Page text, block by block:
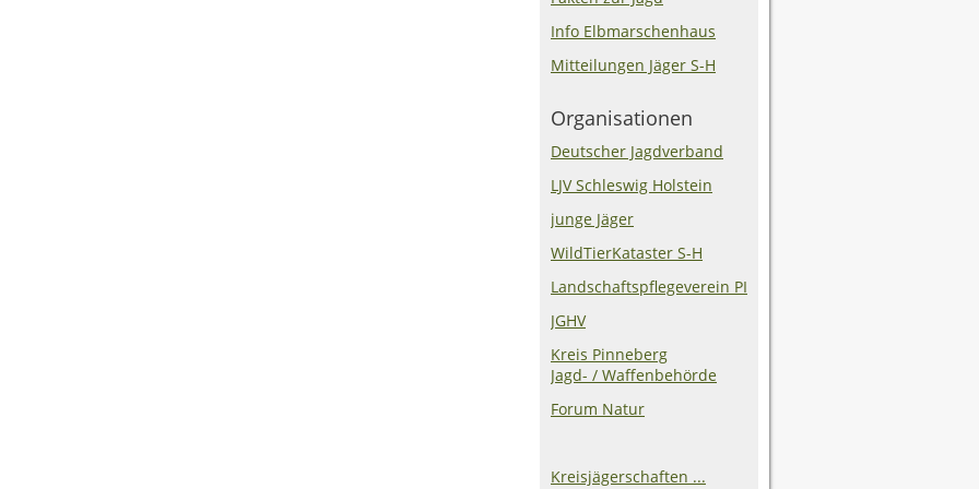
Info Elbmarschenhaus
Mitteilungen Jäger S-H
Organisationen
Deutscher Jagdverband
LJV Schleswig Holstein
junge Jäger
WildTierKataster S-H
Landschaftspflegeverein PI
JGHV
Kreis Pinneberg
Jagd- / Waffenbehörde
Forum Natur
Kreisjägerschaften ...